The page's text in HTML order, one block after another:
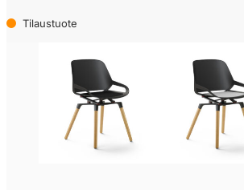
Tilaustuote